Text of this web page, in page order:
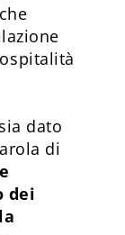
dato
di
dei